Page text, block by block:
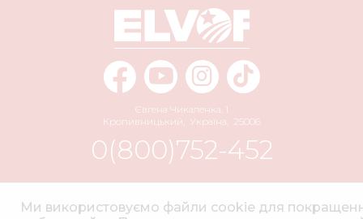
Євгена Чикаленка, 1
Кропивницький
Україна 25006
0(800)752-452
info@elvorti.com
Ми використовуємо файли cookie для